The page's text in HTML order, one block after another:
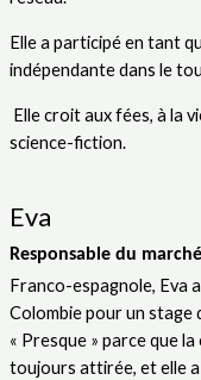
Elle a participé en tant
indépendante dans le
Elle croit aux fées, à la
science-fiction.
Eva
Responsable du
Franco-espagnole, Eva
Colombie pour un stage
« Presque » parce que
toujours attirée, et elle